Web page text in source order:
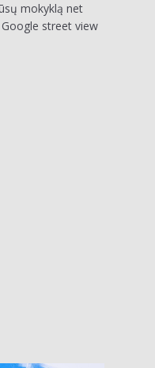
mokyklą net
street view